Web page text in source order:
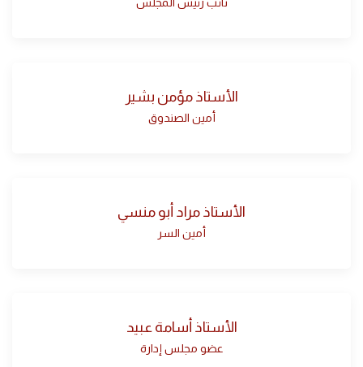
الأستاذ مؤمن بشير
أمين الصندوق
الأستاذ مراد أبو منسي
أمين السر
الأستاذ أسامة عبيد
عضو مجلس إدارة